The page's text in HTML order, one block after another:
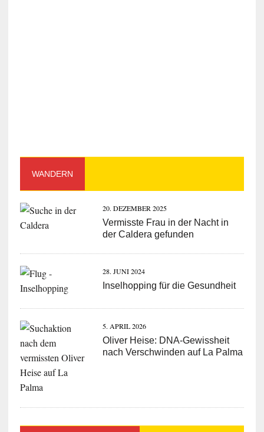
WANDERN
20. DEZEMBER 2025
Vermisste Frau in der Nacht in
der Caldera gefunden
28. JUNI 2024
Inselhopping für die Gesundheit
5. APRIL 2026
Oliver Heise: DNA-Gewissheit
nach Verschwinden auf La Palma